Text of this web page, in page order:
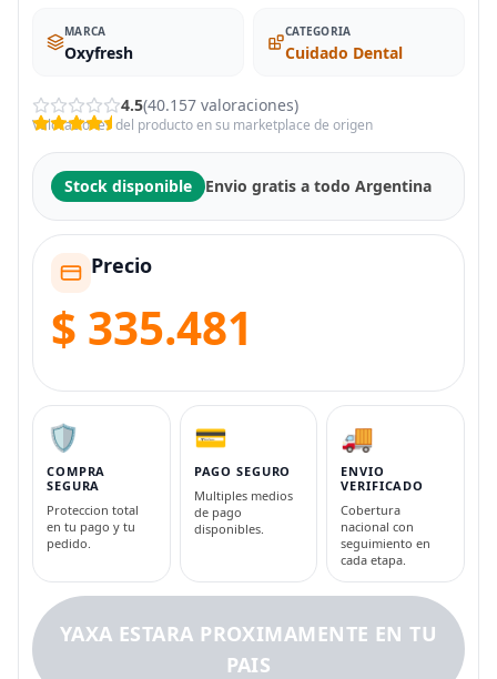
MARCA
Oxyfresh
CATEGORIA
Cuidado Dental
4.5(40.157 valoraciones)
Valoraciones del producto en su marketplace de origen
Stock disponible Envio gratis a todo Argentina
Precio
$ 335.481
🛡️
COMPRA
SEGURA
Proteccion total
en tu pago y tu
pedido.
💳
PAGO SEGURO
Multiples medios
de pago
disponibles.
🚚
ENVIO
VERIFICADO
Cobertura
nacional con
seguimiento en
cada etapa.
YAXA ESTARA PROXIMAMENTE EN TU
PAIS